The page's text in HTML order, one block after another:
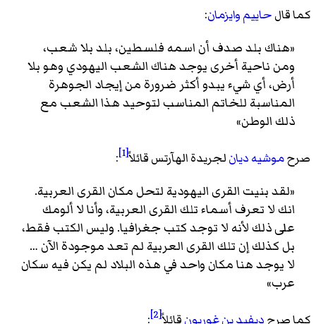
كما قالحاييم وايزمان:
«هناك بلد صدف أن اسمه فلسطين، بلد بلا شعب،
ومن ناحية أخرى يوجد هناك الشعب اليهودي وهو بلا
أرض، أي شيء يبدو أكثر ضرورة من إيجاد الجوهرة
المناسبة للخاتم المناسب لتوحيد هذا الشعب مع
ذلك الوطن»
صرحموشيه ديانلجريدة الهآرتس قائلاً[1]
:
«لقد بنيت القرى اليهودية لتحل مكان القرى العربية.
انك لا تعرف أسماء تلك القرى العربية، وأنا لا ألومك
على ذلك لأنه لا توجد كتب جغرافيا. وليس الكتب فقط،
بل كذلك إن تلك القرى العربية لم تعد موجودة الآن …
لا يوجد هنا مكان واحد في هذه البلاد لم يكن فيه سكان
عرب»
كما صرحديفيد بن غوريونقائلاً[2]
: